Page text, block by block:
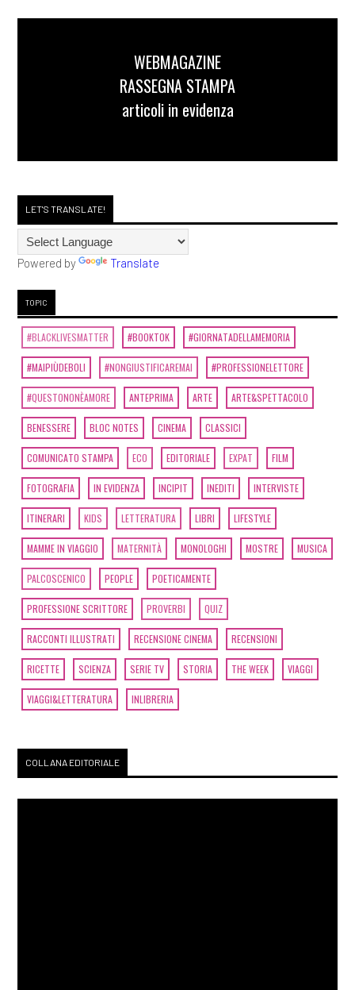
WEBMAGAZINE
RASSEGNA STAMPA
articoli in evidenza
LET'S TRANSLATE!
Powered by Translate
TOPIC
#BLACKLIVESMATTER #BOOKTOK #GIORNATADELLAMEMORIA
#MAIPIÙDEBOLI #NONGIUSTIFICAREMAI #PROFESSIONELETTORE
#QUESTONONÈAMORE ANTEPRIMA ARTE ARTE&SPETTACOLO
BENESSERE BLOC NOTES CINEMA CLASSICI
COMUNICATO STAMPA ECO EDITORIALE EXPAT FILM
FOTOGRAFIA IN EVIDENZA INCIPIT INEDITI INTERVISTE
ITINERARI KIDS LETTERATURA LIBRI LIFESTYLE
MAMME IN VIAGGIO MATERNITÀ MONOLOGHI MOSTRE MUSICA
PALCOSCENICO PEOPLE POETICAMENTE
PROFESSIONE SCRITTORE PROVERBI QUIZ
RACCONTI ILLUSTRATI RECENSIONE CINEMA RECENSIONI
RICETTE SCIENZA SERIE TV STORIA THE WEEK VIAGGI
VIAGGI&LETTERATURA INLIBRERIA
COLLANA EDITORIALE